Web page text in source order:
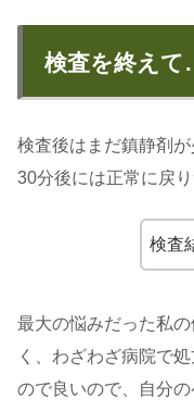
検査を終え
検査後はまだ鎮静剤
30分後には正常に戻
検査
最大の悩みだった私
く、わざわざ病院で
ので良いので、自分